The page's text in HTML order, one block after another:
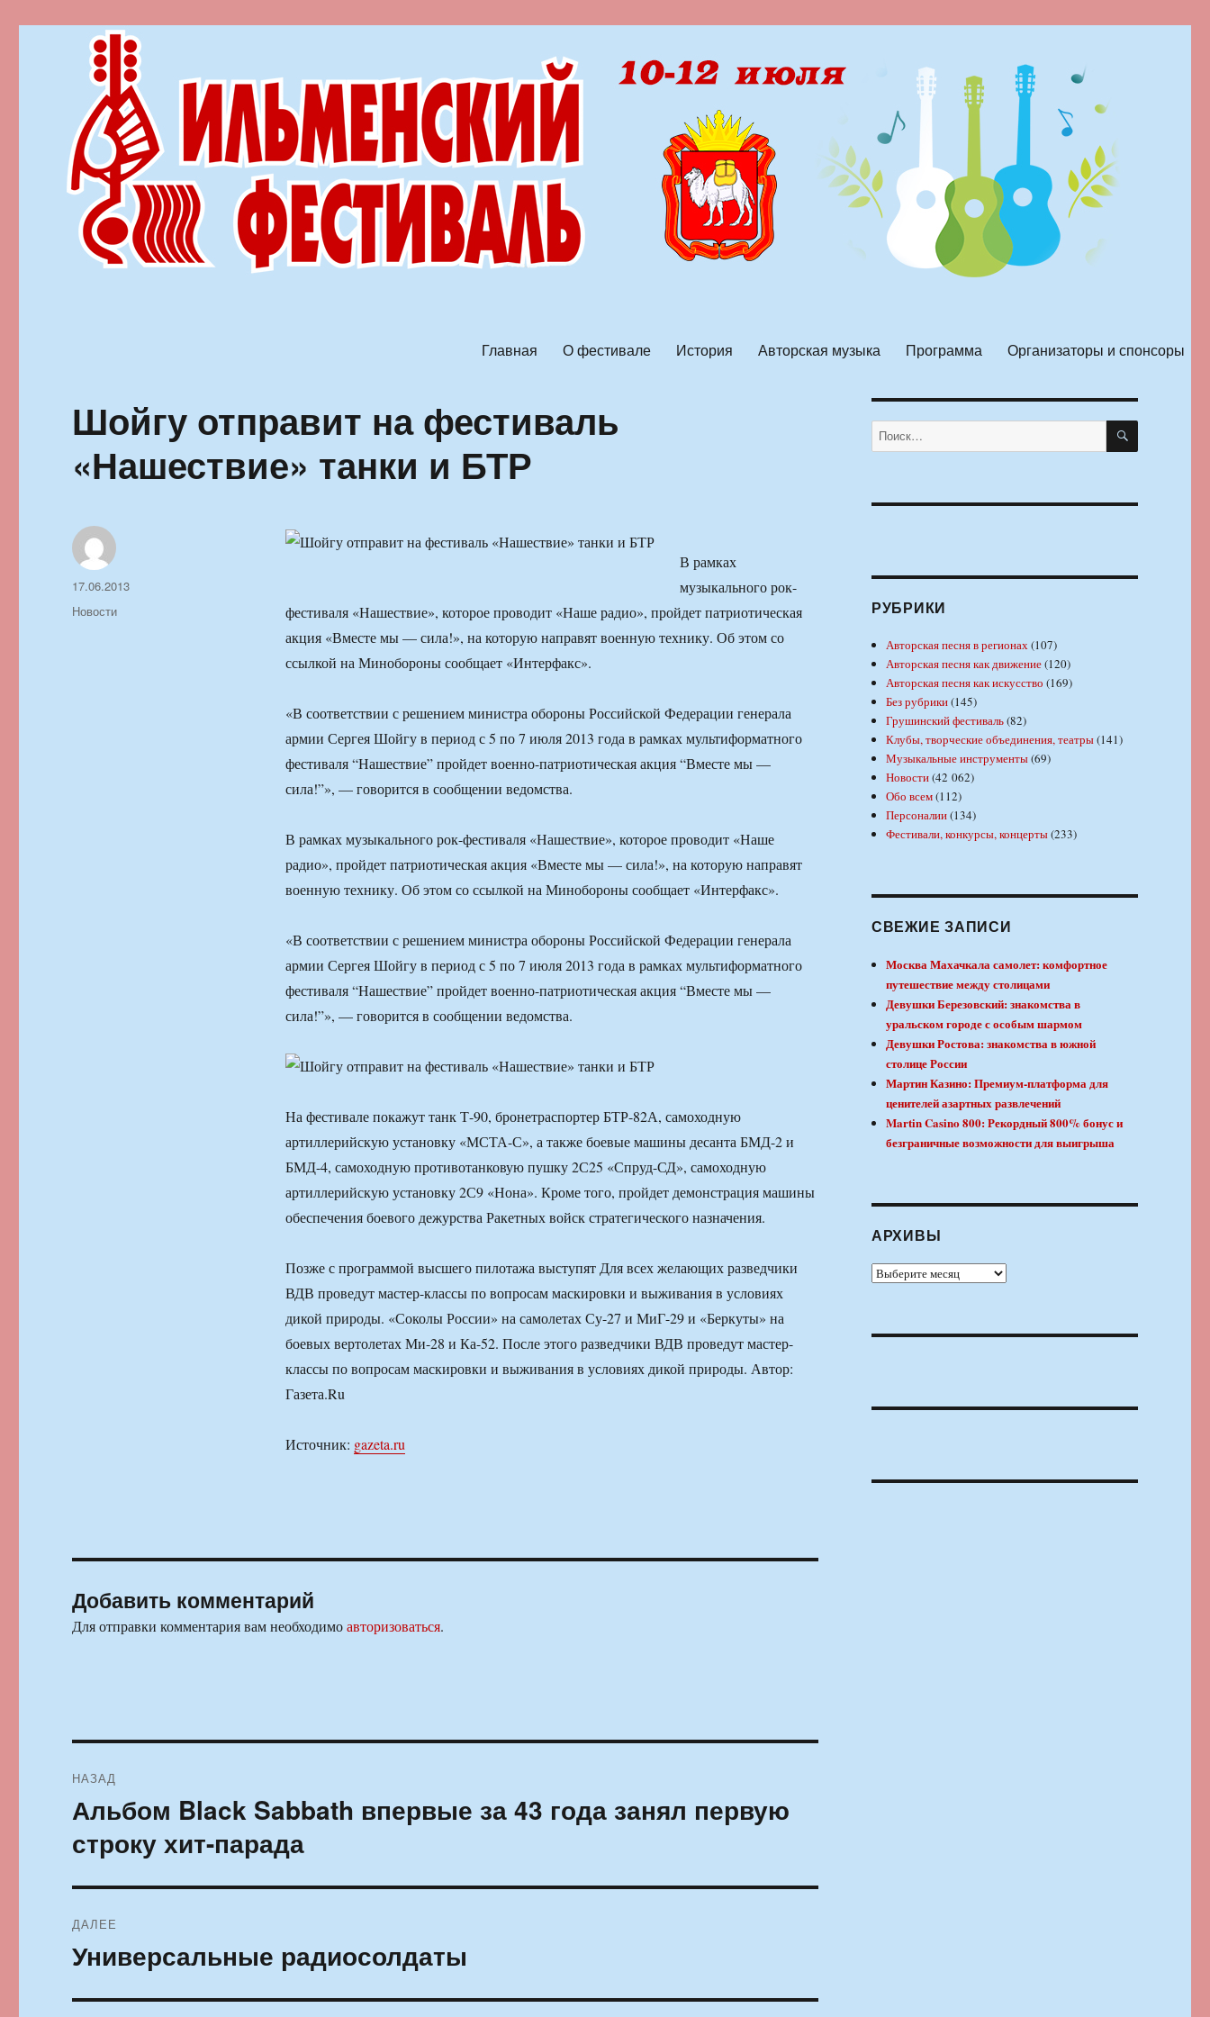
Главная О фестивале История Авторская музыка Программа Организаторы и спонсоры
Шойгу отправит на фестиваль
«Нашествие» танки и БТР
В рамках
музыкального рок-
фестиваля «Нашествие», которое проводит «Наше радио», пройдет патриотическая
акция «Вместе мы — сила!», на которую направят военную технику. Об этом со
ссылкой на Минобороны сообщает «Интерфакс».
«В соответствии с решением министра обороны Российской Федерации генерала
армии Сергея Шойгу в период с 5 по 7 июля 2013 года в рамках мультиформатного
фестиваля “Нашествие” пройдет военно-патриотическая акция “Вместе мы —
сила!”», — говорится в сообщении ведомства.
В рамках музыкального рок-фестиваля «Нашествие», которое проводит «Наше
радио», пройдет патриотическая акция «Вместе мы — сила!», на которую направят
военную технику. Об этом со ссылкой на Минобороны сообщает «Интерфакс».
«В соответствии с решением министра обороны Российской Федерации генерала
армии Сергея Шойгу в период с 5 по 7 июля 2013 года в рамках мультиформатного
фестиваля “Нашествие” пройдет военно-патриотическая акция “Вместе мы —
сила!”», — говорится в сообщении ведомства.
На фестивале покажут танк Т-90, бронетраспортер БТР-82А, самоходную
артиллерийскую установку «МСТА-С», а также боевые машины десанта БМД-2 и
БМД-4, самоходную противотанковую пушку 2С25 «Спруд-СД», самоходную
артиллерийскую установку 2С9 «Нона». Кроме того, пройдет демонстрация машины
обеспечения боевого дежурства Ракетных войск стратегического назначения.
Позже с программой высшего пилотажа выступят Для всех желающих разведчики
ВДВ проведут мастер-классы по вопросам маскировки и выживания в условиях
дикой природы. «Соколы России» на самолетах Су-27 и МиГ-29 и «Беркуты» на
боевых вертолетах Ми-28 и Ка-52. После этого разведчики ВДВ проведут мастер-
классы по вопросам маскировки и выживания в условиях дикой природы. Автор:
Газета.Ru
Источник: gazeta.ru
Автор
Опубликовано
17.06.2013
Рубрики
Новости
Добавить комментарий
Для отправки комментария вам необходимоавторизоваться.
по
записям
НАЗАД
Предыдущая
Альбом Black Sabbath впервые за 43 года занял первую
строку хит-парада
ДАЛЕЕ
Следующая
Универсальные радиосолдаты
Искать: ПОИСК
РУБРИКИ
Авторская песня в регионах(107)
Авторская песня как движение(120)
Авторская песня как искусство (169)
Без рубрики(145)
Грушинский фестиваль(82)
Клубы, творческие объединения, театры(141)
Музыкальные инструменты(69)
Новости(42 062)
Обо всем(112)
Персоналии(134)
Фестивали, конкурсы, концерты(233)
СВЕЖИЕ ЗАПИСИ
Москва Махачкала самолет: комфортное
путешествие между столицами
Девушки Березовский: знакомства в
уральском городе с особым шармом
Девушки Ростова: знакомства в южной
столице России
Мартин Казино: Премиум-платформа для
ценителей азартных развлечений
Martin Casino 800: Рекордный 800% бонус и
безграничные возможности для выигрыша
АРХИВЫ
Архивы